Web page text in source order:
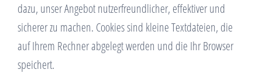
dazu, unser Angebot nutzerfreundlicher, effektiver und
sicherer zu machen. Cookies sind kleine Textdateien, die
auf Ihrem Rechner abgelegt werden und die Ihr Browser
speichert.